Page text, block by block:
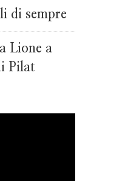
di sempre
Lione a
Pilat